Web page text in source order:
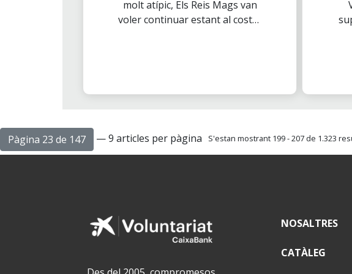
molt atípic, Els Reis Mags van
voler continuar estant al costat
Pàgina 23 de 147
— 9 articles per pàgina S'estan mostrant 199 - 207 de 1.323
NOSALTRES
CATÀLEG